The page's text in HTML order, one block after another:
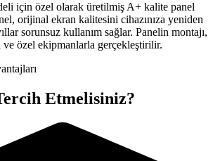
için özel olarak üretilmiş A+ kalite panel
orijinal ekran kalitesini cihazınıza yeniden
sorunsuz kullanım sağlar. Panelin montajı,
ve özel ekipmanlarla gerçekleştirilir.
Etmelisiniz?